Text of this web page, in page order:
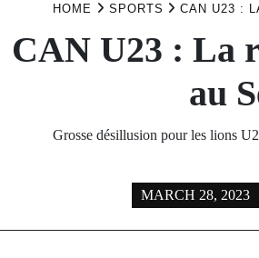
HOME SPORTS CAN U23 :
CAN U23 : La
au
Grosse désillusion pour les lions
MARCH 28, 2023